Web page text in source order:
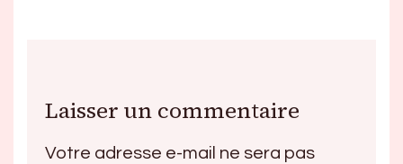
Laisser un commentaire
Votre adresse e-mail ne sera pas